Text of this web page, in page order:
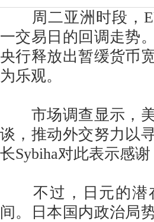
周二亚洲时段，
一交易日的回调走势
央行释放出暂缓货币
为乐观。
市场调查显示，美
谈，推动外交努力以
长Sybiha对此表示感
不过，日元的潜在
间。日本国内政治局